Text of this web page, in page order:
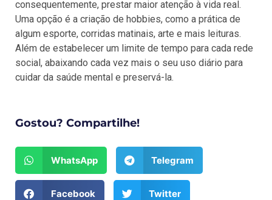
consequentemente, prestar maior atenção à vida real.
Uma opção é a criação de hobbies, como a prática de
algum esporte, corridas matinais, arte e mais leituras.
Além de estabelecer um limite de tempo para cada rede
social, abaixando cada vez mais o seu uso diário para
cuidar da saúde mental e preservá-la.
Gostou? Compartilhe!
WhatsApp Telegram
Facebook Twitter